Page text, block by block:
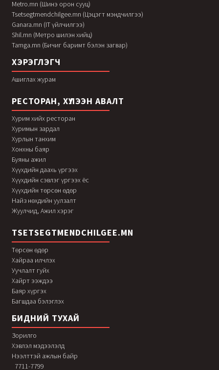
Metro.mn (Шинэ орон сууц)
Tsetsegtmendchilgee.mn (Цэцэгт мэндчилгээ)
Ganara.mn (IT үйлчилгээ)
Shil.mn (Метро шилэн хийц)
Tamga.mn (Бичиг баримт бэлэн загвар)
ХЭРЭГЛЭГЧ
Ашиглах журам
РЕСТОРАН, ХҮЛЭЭН АВАЛТ
Хурим хийх ресторан
Хуримын зардал
Хурлын танхим
Хонхны баяр
Буяны ажил
Хүүхдийн даахь үргээх
Хүүхдийн сэвлэг үргээх ёс
Хүүхдийн төрсөн өдөр
Найз нөхдийн уулзалт
Жуулчид, Ажил хэрэг
TSETSEGTMENDCHILGEE.MN
Төрсөн өдөр
Хайраа илчлэх
Уучлалт гуйх
Хайрт ээждээ
Баяр хүргэх
Багшдаа бэлэглэх
БИДНИЙ ТУХАЙ
Зорилго
Хэвлэл мэдээлэлд
Нээлттэй ажлын байр
7711-7799